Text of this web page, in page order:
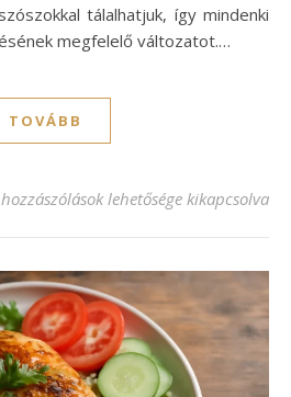
tálalhatjuk, így mindenki
megfelelő változatot.…
TOVÁBB
nudli recept, amit mindenki
lehetősége kikapcsolva